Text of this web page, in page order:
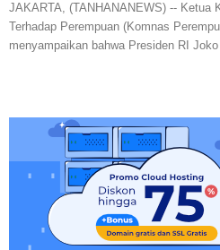
JAKARTA, (TANHANANEWS) -- Ketua
Terhadap Perempuan (Komnas
menyampaikan bahwa Presiden RI